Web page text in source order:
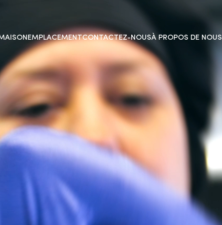
EMPLACEMENTCONTACTEZ-NOUSÀ PROPOS DE NOUS